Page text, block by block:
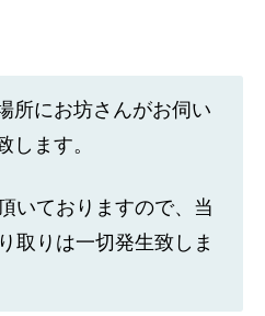
所にお坊さんがお伺い
します。
いておりますので、当
取りは一切発生致しま